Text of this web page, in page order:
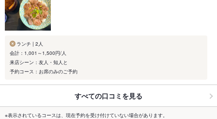
ランチ | 2人
会計：1,001～1,500円/人
来店シーン：友人・知人と
予約コース：お席のみのご予約
すべての口コミを見る
※表示されているコースは、現在予約を受け付けていない場合があります。